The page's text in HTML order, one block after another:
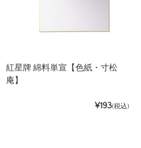
紅星牌 綿料単宣【色紙・寸松
庵】
¥193(税込)